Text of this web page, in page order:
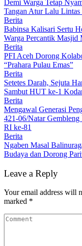
Demi Warga Tetap
Tangan Atur Lalu
Berita
Babinsa Kalisari Sertu
Warga Percantik Masjid
Berita
PFI Aceh Dorong
“Prahara Pulau Emas”
Berita
Setetes Darah, Sejuta
Sambut HUT ke-1
Berita
Mengawal Generasi
421-06/Natar
RI ke-81
Berita
Ngaben Masal
Budaya dan Dorong
Leave a Reply
Your email address will
marked *